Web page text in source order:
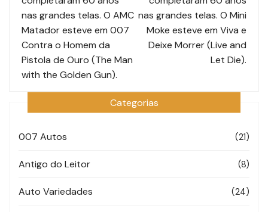
post
nas grandes telas. O AMC
Matador esteve em 007
Contra o Homem da
Pistola de Ouro (The Man
with the Golden Gun).
nas grandes telas. O Mini
Moke esteve em Viva e
Deixe Morrer (Live and
Let Die).
Categorias
007 Autos (21)
Antigo do Leitor (8)
Auto Variedades (24)